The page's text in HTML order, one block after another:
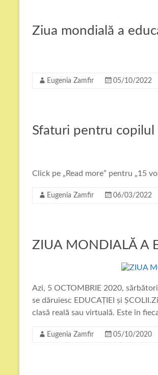
Ziua mondială a
Eugenia Zamfir 05/10/2022
Sfaturi pentru copilul
Click pe „Read more” pentru „15
Eugenia Zamfir 06/03/2022
ZIUA MONDIALĂ A
Azi, 5 OCTOMBRIE 2020,
se dăruiesc EDUCAȚIEI și
clasă reală sau virtuală. Este în
Eugenia Zamfir 05/10/2020